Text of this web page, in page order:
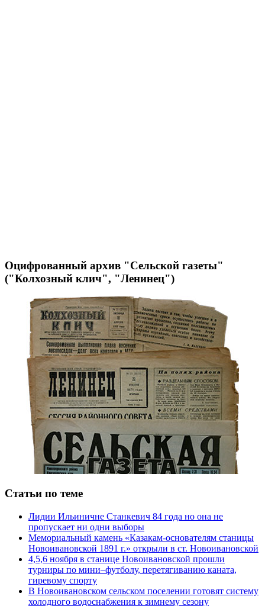
Оцифрованный архив "Сельской газеты"
("Колхозный клич", "Ленинец")
Статьи по теме
Лидии Ильиничне Станкевич 84 года но она не
пропускает ни одни выборы
Мемориальный камень «Казакам-основателям станицы
Новоивановской 1891 г.» открыли в ст. Новоивановской
4,5,6 ноября в станице Новоивановской прошли
турниры по мини–футболу, перетягиванию каната,
гиревому спорту
В Новоивановском сельском поселении готовят систему
холодного водоснабжения к зимнему сезону